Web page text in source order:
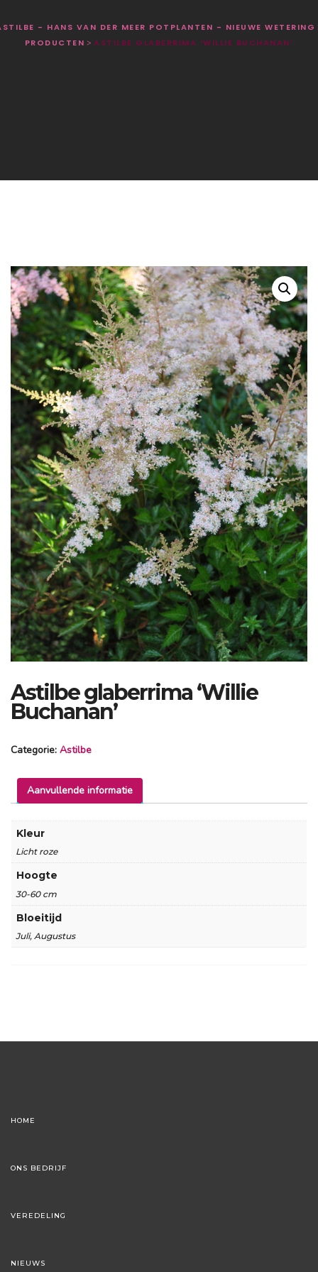
- HANS VAN DER MEER POTPLANTEN - NIEUWE WETERING
PRODUCTEN >ASTILBE GLABERRIMA ‘WILLIE BUCHANAN’
Astilbe glaberrima ‘Willie
Buchanan’
Categorie: Astilbe
Aanvullende informatie
Kleur
Licht roze
Hoogte
30-60 cm
Bloeitijd
Juli, Augustus
HOME
ONS BEDRIJF
VEREDELING
NIEUWS